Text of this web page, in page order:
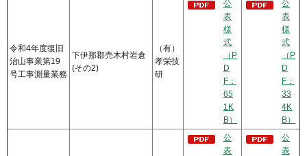
令和4年度復旧
治山事業第19
号工事測量業務
下伊那郡売木村岩倉
(その2)
（有）
孝栄技
研
公
表
様
式
（P
D
F：
65
1K
B）
公
表
様
式
（P
D
F：
33
4K
B）
公
表
公
表